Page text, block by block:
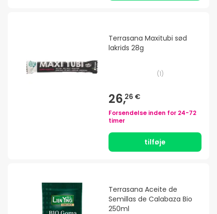
Terrasana Maxitubi sød
lakrids 28g
(1)
26,26 €
Forsendelse inden for 24-72
timer
tilføje
Terrasana Aceite de
Semillas de Calabaza Bio
250ml